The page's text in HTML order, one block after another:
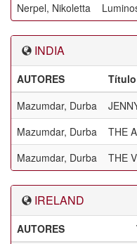
Nerpel, Nikoletta
INDIA
AUTORES
Mazumdar, Durba
Mazumdar, Durba
THE
Mazumdar, Durba
THE
IRELAND
AUTORES